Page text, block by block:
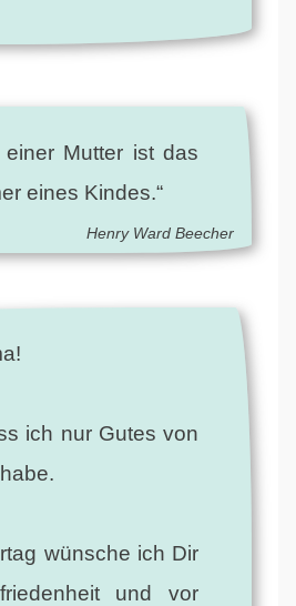
einer Mutter ist das
eines Kindes.“
Henry Ward Beecher
ich nur Gutes von
wünsche ich Dir
und vor